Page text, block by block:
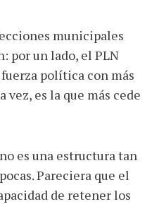
municipales
por un lado, el PLN
política con más
es la que más cede
es una estructura tan
Pareciera que el
de retener los